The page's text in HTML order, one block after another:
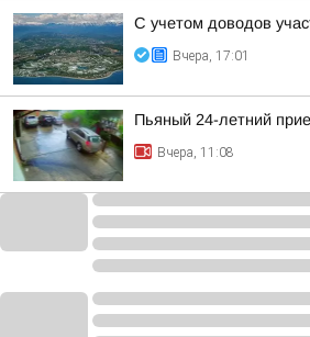
С учетом доводов
Вчера, 17:01
Пьяный 24-летний
Вчера, 11:08